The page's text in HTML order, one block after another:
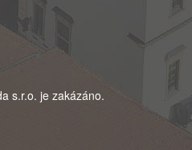
s.r.o. je zakázáno.